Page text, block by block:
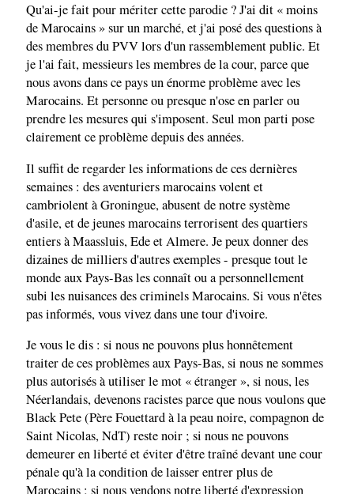
Qu'ai-je fait pour mériter cette parodie ? J'ai dit « moins
de Marocains » sur un marché, et j'ai posé des questions à
des membres du PVV lors d'un rassemblement public. Et
je l'ai fait, messieurs les membres de la cour, parce que
nous avons dans ce pays un énorme problème avec les
Marocains. Et personne ou presque n'ose en parler ou
prendre les mesures qui s'imposent. Seul mon parti pose
clairement ce problème depuis des années.
Il suffit de regarder les informations de ces dernières
semaines : des aventuriers marocains volent et
cambriolent à Groningue, abusent de notre système
d'asile, et de jeunes marocains terrorisent des quartiers
entiers à Maassluis, Ede et Almere. Je peux donner des
dizaines de milliers d'autres exemples - presque tout le
monde aux Pays-Bas les connaît ou a personnellement
subi les nuisances des criminels Marocains. Si vous n'êtes
pas informés, vous vivez dans une tour d'ivoire.
Je vous le dis : si nous ne pouvons plus honnêtement
traiter de ces problèmes aux Pays-Bas, si nous ne sommes
plus autorisés à utiliser le mot « étranger », si nous, les
Néerlandais, devenons racistes parce que nous voulons que
Black Pete (Père Fouettard à la peau noire, compagnon de
Saint Nicolas, NdT) reste noir ; si nous ne pouvons
demeurer en liberté et éviter d'être traîné devant une cour
pénale qu'à la condition de laisser entrer plus de
Marocains ; si nous vendons notre liberté d'expression